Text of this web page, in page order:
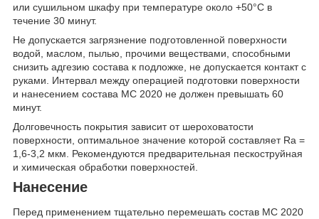
или сушильном шкафу при температуре около +50°С в
течение 30 минут.
Не допускается загрязнение подготовленной поверхности
водой, маслом, пылью, прочими веществами, способными
снизить адгезию состава к подложке, не допускается контакт с
руками. Интервал между операцией подготовки поверхности
и нанесением состава МС 2020 не должен превышать 60
минут.
Долговечность покрытия зависит от шероховатости
поверхности, оптимальное значение которой составляет Ra =
1,6-3,2 мкм. Рекомендуются предварительная пескоструйная
и химическая обработки поверхностей.
Нанесение
Перед применением тщательно перемешать состав МС 2020